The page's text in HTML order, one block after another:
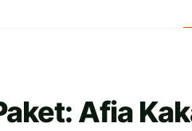
Afia